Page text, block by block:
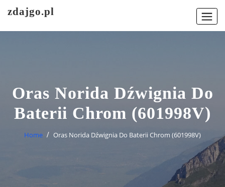
zdajgo.pl
Oras Norida Dźwignia Do
Baterii Chrom (601998V)
Home Oras Norida Dźwignia Do Baterii Chrom (601998V)